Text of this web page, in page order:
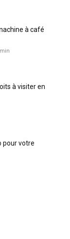
à café
à visiter en
pour votre